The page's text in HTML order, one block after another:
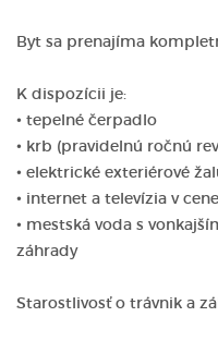
Byt sa prenajíma
K dispozícii je:
• tepelné čerpadlo
• krb (pravidelnú ročnú
• elektrické exteriérové
• internet a televízia v
• mestská voda s
záhrady
Starostlivosť o trávnik a